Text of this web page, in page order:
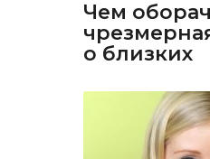
Чем
о близких